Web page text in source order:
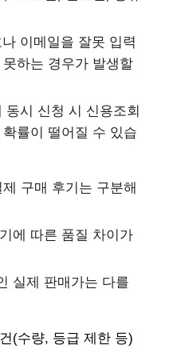
이메일을 잘못 입력
하는 경우가 발생할
동시 신청 시 신용조회
률이 떨어질 수 있습
구매 후기는 구분해
에 따른 품질 차이가
실제 판매가는 다를
(수량, 등급 제한 등)